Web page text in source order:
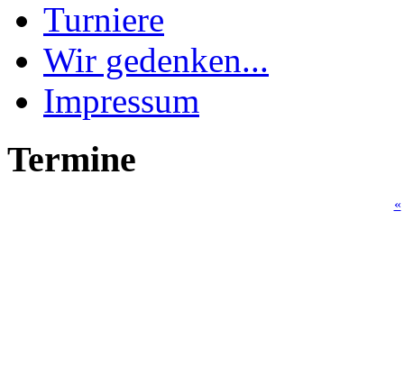
Turniere
Wir gedenken...
Impressum
Termine
«